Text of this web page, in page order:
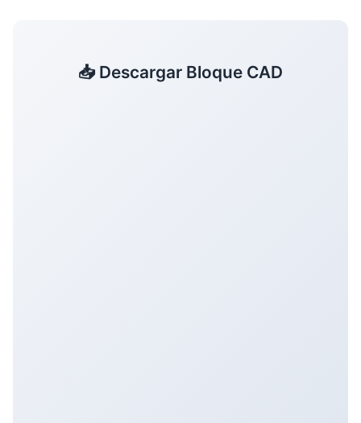
📥 Descargar Bloque CAD